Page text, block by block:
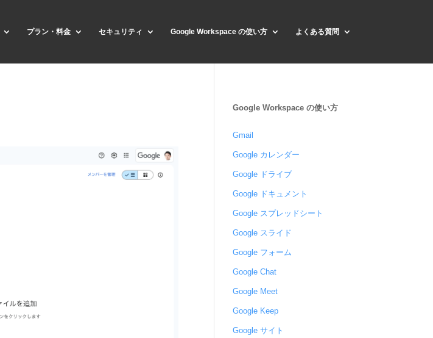
プラン・料金 セキュリティ Google Workspace の使い方 よくある質問
Google Workspace の使い方
Gmail
Google カレンダー
Google ドライブ
Google ドキュメント
Google スプレッドシート
Google スライド
Google フォーム
Google Chat
Google Meet
Google Keep
Google サイト